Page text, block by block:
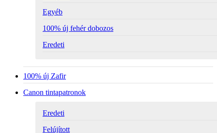
Egyéb
100% új fehér dobozos
Eredeti
100% új Zafir
Canon tintapatronok
Eredeti
Felújított